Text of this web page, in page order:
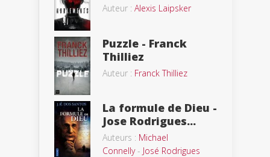
Auteur : Alexis Laipsker
Puzzle - Franck
Thilliez
Auteur : Franck Thilliez
La formule de Dieu -
Jose Rodrigues...
Auteurs : Michael
Connelly- José Rodrigues